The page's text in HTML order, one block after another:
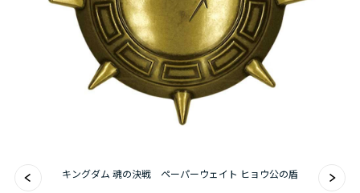
キングダム 魂の決戦 ペーパーウェイト ヒョウ公の盾